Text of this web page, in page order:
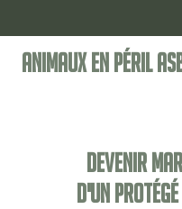
Animaux en Péril
Devenir
d'un